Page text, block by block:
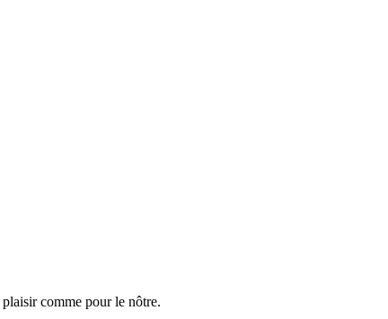
comme pour le nôtre.